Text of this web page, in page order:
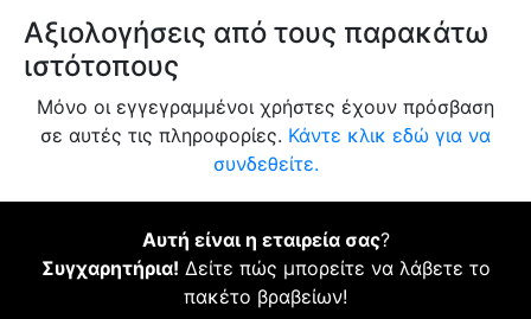
Αξιολογήσεις από τους παρακάτω
ιστότοπους
Μόνο οι εγγεγραμμένοι χρήστες έχουν πρόσβαση
σε αυτές τις πληροφορίες. Κάντε κλικ εδώ για να
συνδεθείτε.
Αυτή είναι η εταιρεία σας?
Συγχαρητήρια! Δείτε πώς μπορείτε να λάβετε το
πακέτο βραβείων!